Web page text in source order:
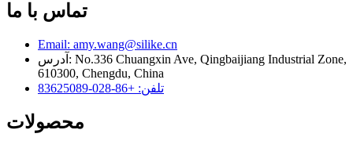
تماس با ما
Email: amy.wang@silike.cn
آدرس: No.336 Chuangxin Ave, Qingbaijiang Industrial Zone,
610300, Chengdu, China
تلفن: +86-028-83625089
محصولات